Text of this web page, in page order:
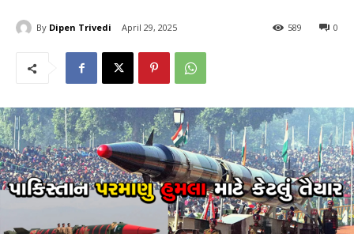
By Dipen Trivedi April 29, 2025 0
589